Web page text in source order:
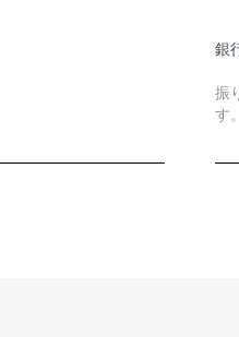
銀
振
す。